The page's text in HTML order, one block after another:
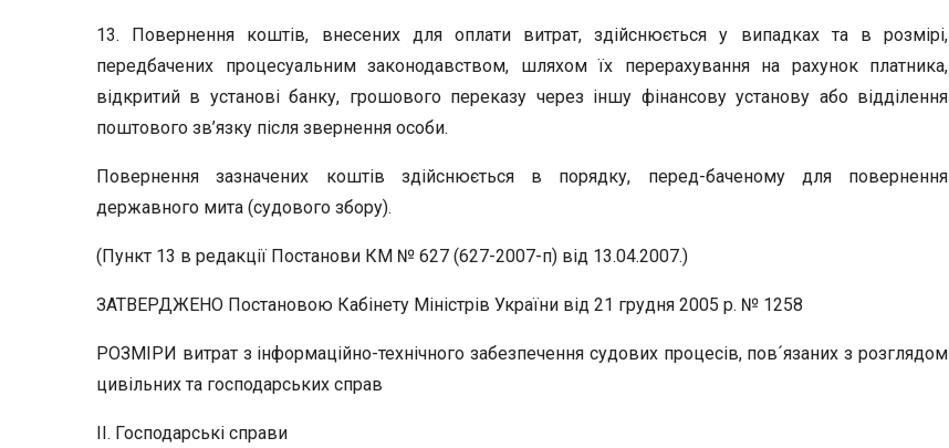
13. Повернення коштів, внесених для оплати витрат, здійснюється у випадках та в розмірі,
передбачених процесуальним законодавством, шляхом їх перерахування на рахунок платника,
відкритий в установі банку, грошового переказу через іншу фінансову установу або відділення
поштового зв’язку після звернення особи.
Повернення зазначених коштів здійснюється в порядку, перед-баченому для повернення
державного мита (судового збору).
(Пункт 13 в редакції Постанови КМ № 627 (627-2007-п) від 13.04.2007.)
ЗАТВЕРДЖЕНО Постановою Кабінету Міністрів України від 21 грудня 2005 р. № 1258
РОЗМІРИ витрат з інформаційно-технічного забезпечення судових процесів, пов´язаних з розглядом
цивільних та господарських справ
II. Господарські справи